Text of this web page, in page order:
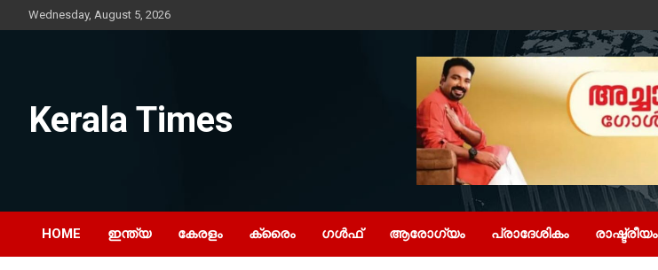
to
Wednesday, August 5, 2026
Kerala Times
HOME ഇന്ത്യ കേരളം ക്രൈം ഗൾഫ് ആരോഗ്യം പ്രാദേശികം രാഷ്ട്രീയം